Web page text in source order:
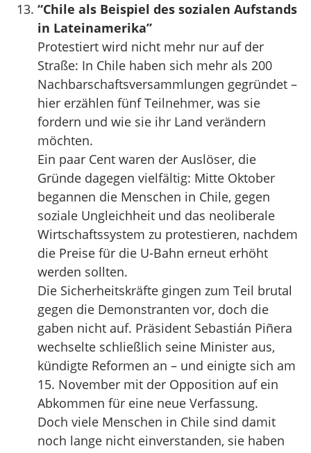
“Chile als Beispiel des sozialen Aufstands
in Lateinamerika”
Protestiert wird nicht mehr nur auf der
Straße: In Chile haben sich mehr als 200
Nachbarschaftsversammlungen gegründet –
hier erzählen fünf Teilnehmer, was sie
fordern und wie sie ihr Land verändern
möchten.
Ein paar Cent waren der Auslöser, die
Gründe dagegen vielfältig: Mitte Oktober
begannen die Menschen in Chile, gegen
soziale Ungleichheit und das neoliberale
Wirtschaftssystem zu protestieren, nachdem
die Preise für die U-Bahn erneut erhöht
werden sollten.
Die Sicherheitskräfte gingen zum Teil brutal
gegen die Demonstranten vor, doch die
gaben nicht auf. Präsident Sebastián Piñera
wechselte schließlich seine Minister aus,
kündigte Reformen an – und einigte sich am
15. November mit der Opposition auf ein
Abkommen für eine neue Verfassung.
Doch viele Menschen in Chile sind damit
noch lange nicht einverstanden, sie haben